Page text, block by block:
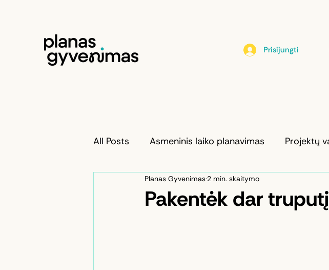
Prisijungti
All Posts Asmeninis laiko planavimas Projektų
Pakentėk dar
Planas Gyvenimas 2 min. skaitymo